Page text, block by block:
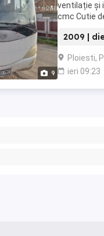
9
ventilație și
cmc Cutie
2009 |
Ploiesti,
ieri 09:23